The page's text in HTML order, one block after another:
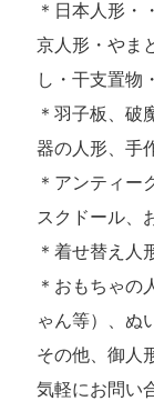
＊日本人形・
京人形・やま
し・干支置物
＊羽子板、破
器の人形、手
＊アンティー
スクドール、
＊着せ替え人
＊おもちゃの
ゃん等）、ぬ
その他、御人
気軽にお問い